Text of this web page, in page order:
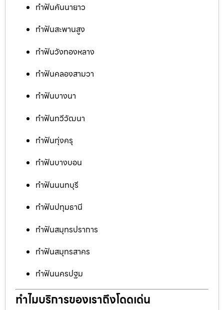
ทำฟันคันนายาว
ทำฟันสะพานสูง
ทำฟันวังทองหลาง
ทำฟันคลองสามวา
ทำฟันบางนา
ทำฟันทวีวัฒนา
ทำฟันทุ่งครุ
ทำฟันบางบอน
ทำฟันนนทบุรี
ทำฟันปทุมธานี
ทำฟันสมุทรปราการ
ทำฟันสมุทรสาคร
ทำฟันนครปฐม
ทำไมบริการของเราถึงโดดเด่น